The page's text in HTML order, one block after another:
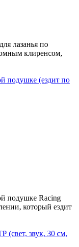
лазанья по
клиренсом,
подушке (ездит по
подушке Racing
который ездит
(свет, звук, 30 см,